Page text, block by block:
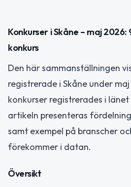
Konkurser i Skåne – maj
konkurs
Den här sammanställningen
registrerade i Skåne under
konkurser registrerades i
artikeln presenteras
samt exempel på branscher
förekommer i datan.
Översikt